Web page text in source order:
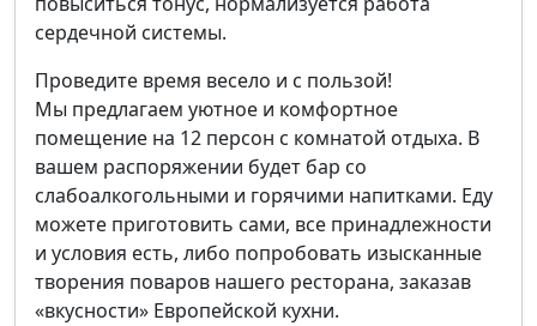
сердечной системы.
Проведите время весело и с пользой!
Мы предлагаем уютное и комфортное
помещение на 12 персон с комнатой отдыха. В
вашем распоряжении будет бар со
слабоалкогольными и горячими напитками. Еду
можете приготовить сами, все принадлежности
и условия есть, либо попробовать изысканные
творения поваров нашего ресторана, заказав
«вкусности» Европейской кухни.